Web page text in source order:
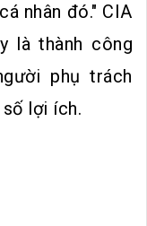
nhân đó." CIA
là thành công
phụ trách
lợi ích.